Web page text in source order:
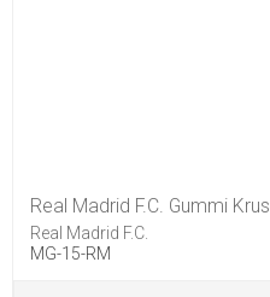
Real Madrid F.C. Gummi Krus
Real Madrid F.C.
MG-15-RM